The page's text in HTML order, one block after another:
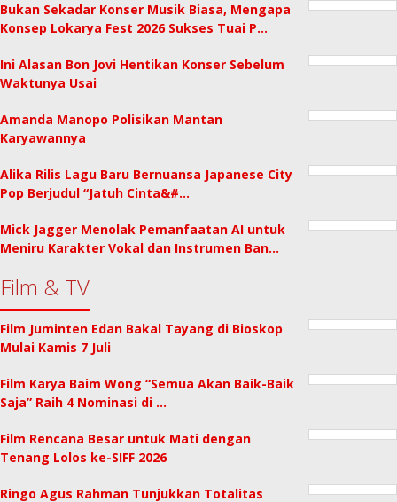
Bukan Sekadar Konser Musik Biasa, Mengapa
Konsep Lokarya Fest 2026 Sukses Tuai P…
Ini Alasan Bon Jovi Hentikan Konser Sebelum
Waktunya Usai
Amanda Manopo Polisikan Mantan
Karyawannya
Alika Rilis Lagu Baru Bernuansa Japanese City
Pop Berjudul “Jatuh Cinta&#…
Mick Jagger Menolak Pemanfaatan AI untuk
Meniru Karakter Vokal dan Instrumen Ban…
Film & TV
Film Juminten Edan Bakal Tayang di Bioskop
Mulai Kamis 7 Juli
Film Karya Baim Wong “Semua Akan Baik-Baik
Saja” Raih 4 Nominasi di …
Film Rencana Besar untuk Mati dengan
Tenang Lolos ke-SIFF 2026
Ringo Agus Rahman Tunjukkan Totalitas